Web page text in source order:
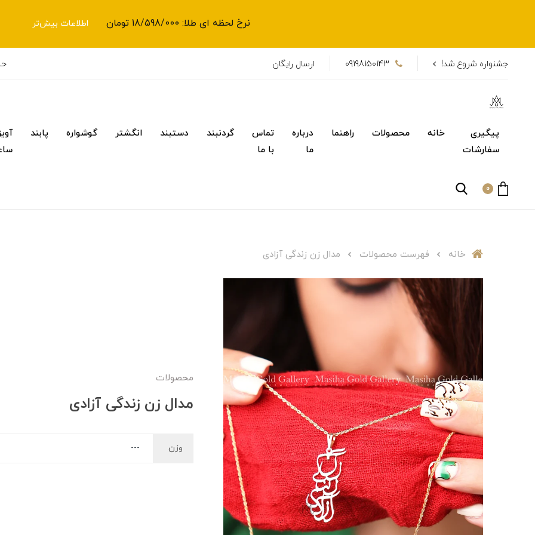
نرخ لحظه ای طلا: 18/598/000 تومان اطلاعات بیش‌تر
جشنواره شروع شد! 09198150143 ارسال رایگان
پیگیری
سفارشات
خانه محصولات راهنما
درباره
ما
تماس
با ما
گردنبند دستبند انگشتر گوشواره پابند
0
خانه فهرست محصولات مدال زن زندگی آزادی
محصولات
مدال زن زندگی آزادی
وزن